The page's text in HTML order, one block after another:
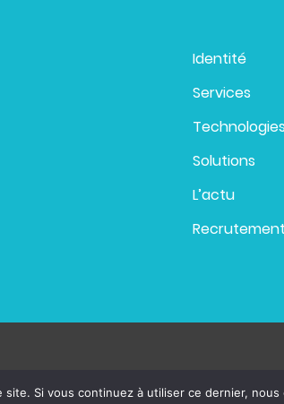
Identité
Services
Solutions
L’actu
Si vous continuez à utiliser ce dernier,